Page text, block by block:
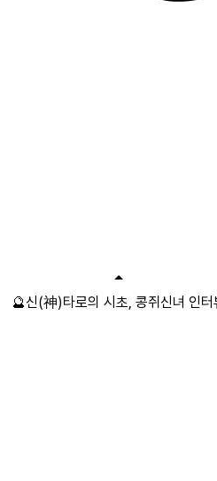
🔮신(神)타로의 시초, 콩쥐신녀 인터